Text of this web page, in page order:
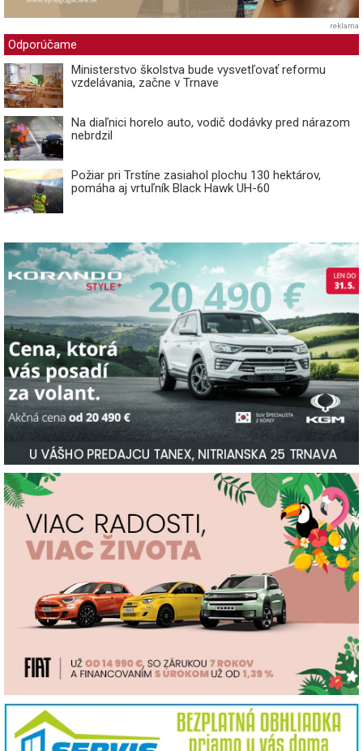
reklama
Odporúčame
Ministerstvo školstva bude vysvetľovať reformu
vzdelávania, začne v Trnave
Na diaľnici horelo auto, vodič dodávky pred nárazom
nebrdzil
Požiar pri Trstíne zasiahol plochu 130 hektárov,
pomáha aj vrtuľník Black Hawk UH-60